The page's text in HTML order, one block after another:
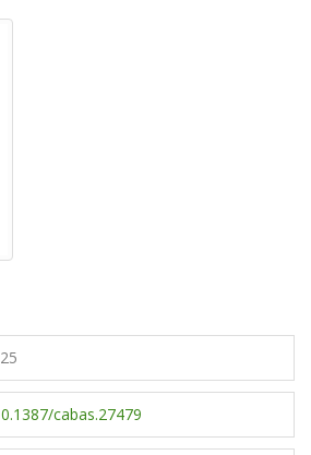
cabas.27479